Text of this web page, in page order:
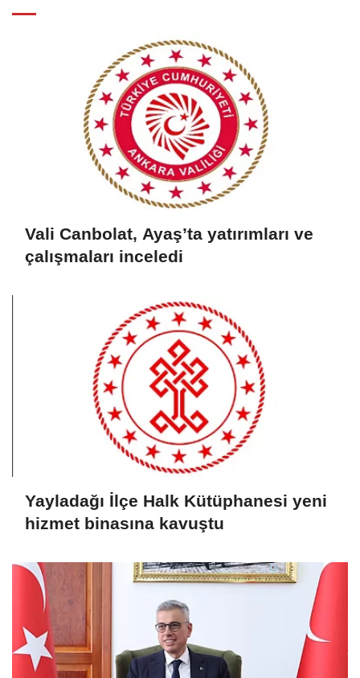
Vali Canbolat, Ayaş’ta yatırımları ve
çalışmaları inceledi
Yayladağı İlçe Halk Kütüphanesi yeni
hizmet binasına kavuştu